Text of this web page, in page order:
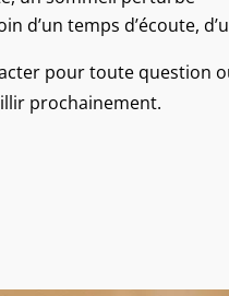
d’un temps d’écoute,
pour toute question
prochainement.